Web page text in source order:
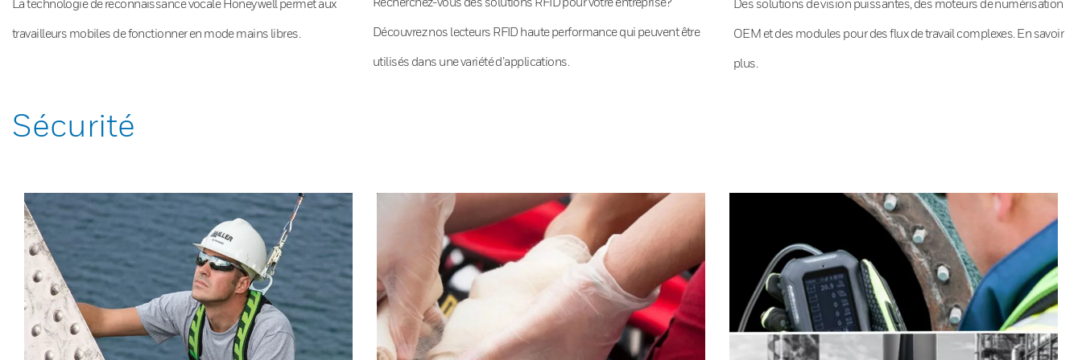
La technologie de reconnaissance vocale Honeywell permet aux
travailleurs mobiles de fonctionner en mode mains libres. Découvrez nos lecteurs RFID haute performance qui peuvent être
utilisés dans une variété d’applications.
Des solutions de vision puissantes, des moteurs de numérisation
OEM et des modules pour des flux de travail complexes. En savoir
plus.
Sécurité